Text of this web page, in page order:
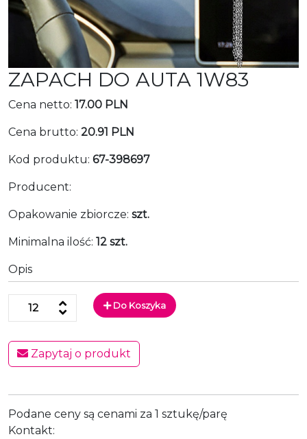
ZAPACH DO AUTA 1W83
Cena netto: 17.00 PLN
Cena brutto: 20.91 PLN
Kod produktu: 67-398697
Producent:
Opakowanie zbiorcze: szt.
Minimalna ilość: 12 szt.
Opis
Do Koszyka
Zapytaj o produkt
Podane ceny są cenami za 1 sztukę/parę
Kontakt: